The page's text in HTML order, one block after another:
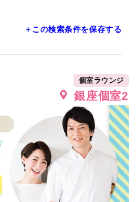
＋この検索条件を保存する
個室ラウンジ
銀座個室2